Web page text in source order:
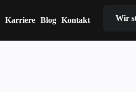
Karriere Blog Kontakt Wir